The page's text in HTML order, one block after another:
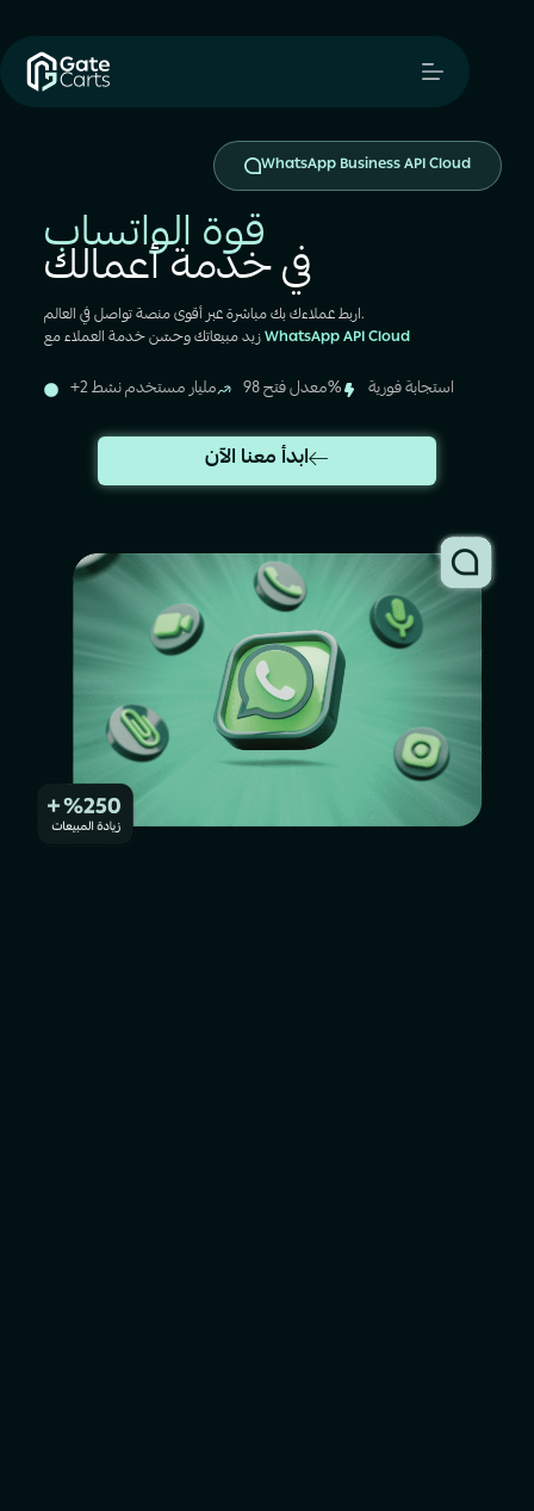
WhatsApp API
WhatsApp Business API Cloud
قوة الواتساب
في خدمة أعمالك
اربط عملاءك بك مباشرة عبر أقوى منصة تواصل في العالم.
زيد مبيعاتك وحسّن خدمة العملاء معWhatsApp API Cloud
+2 مليار مستخدم نشط معدل فتح 98% استجابة فورية
ابدأ معنا الآن